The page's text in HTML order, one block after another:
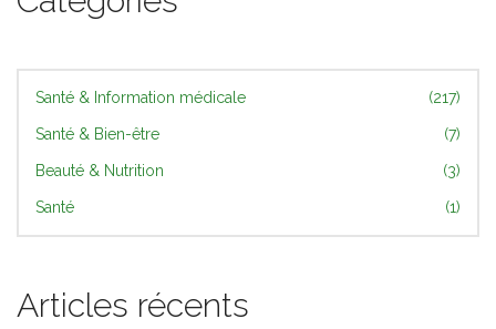
Santé & Information médicale (217)
Santé & Bien-être (7)
Beauté & Nutrition (3)
Santé (1)
Articles récents